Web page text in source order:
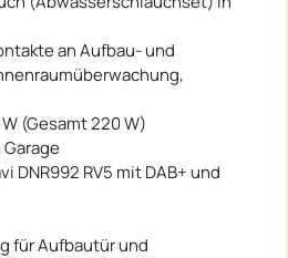
an Aufbau- und
(Gesamt 220 W)
DNR992 RV5 mit DAB+ und
für Aufbautür und